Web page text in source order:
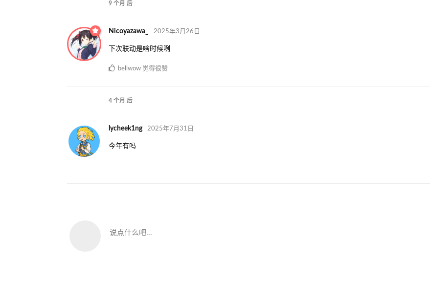
9 个月 后
Nicoyazawa_ 2025年3月26日
下次联动是啥时候咧
bellwow 觉得很赞
4 个月 后
lycheek1ng 2025年7月31日
今年有吗
说点什么吧...